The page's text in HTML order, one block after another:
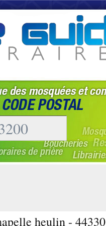
heulin - 44330